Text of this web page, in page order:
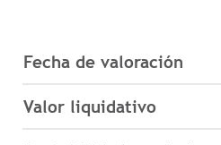
Fecha de valoración
Valor liquidativo